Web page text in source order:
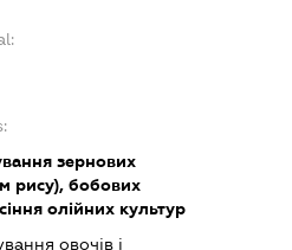
зернових
рису), бобових
олійних культур
овочів і